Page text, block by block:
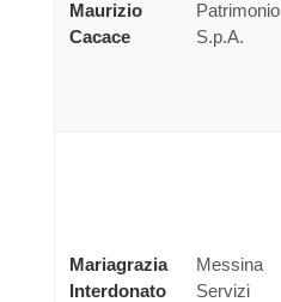
Maurizio
Cacace
Patrimonio
S.p.A.
Mariagrazia
Interdonato
Messina
Servizi